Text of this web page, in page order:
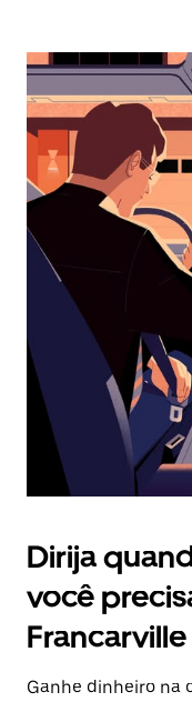
interagir
o
calendário
selecionar
uma
data.
Pressione
a
tecla
“ESC”
o
calendário.
Dirija
você
Francarville
Ganhe dinheiro na